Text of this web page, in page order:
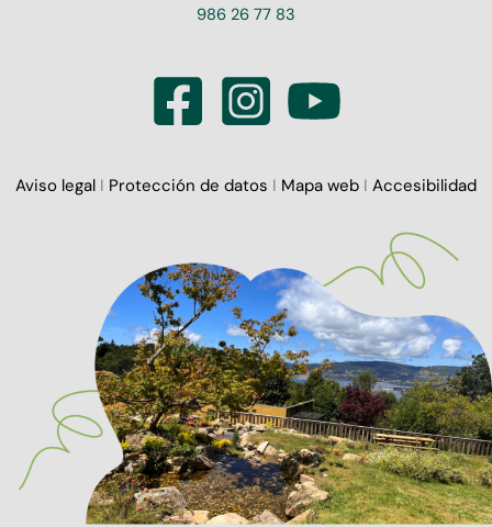
986 26 77 83
Aviso legal I Protección de datos I Mapa web I Accesibilidad